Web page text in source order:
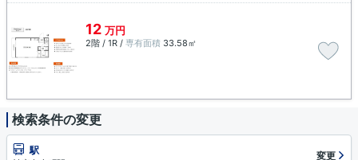
12 万円
2階 / 1R / 専有面積 33.58㎡
検索条件の変更
駅 変更